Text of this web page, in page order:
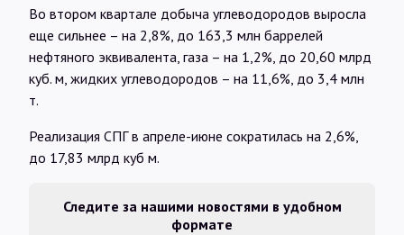
Во втором квартале добыча углеводородов выросла
еще сильнее – на 2,8%, до 163,3 млн баррелей
нефтяного эквивалента, газа – на 1,2%, до 20,60 млрд
куб. м, жидких углеводородов – на 11,6%, до 3,4 млн
т.
Реализация СПГ в апреле-июне сократилась на 2,6%,
до 17,83 млрд куб м.
Следите за нашими новостями в удобном
формате